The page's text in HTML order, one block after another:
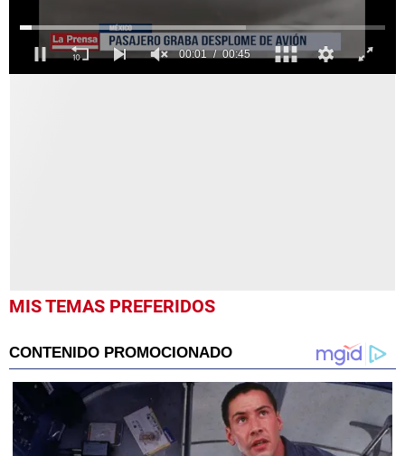
MIS TEMAS PREFERIDOS